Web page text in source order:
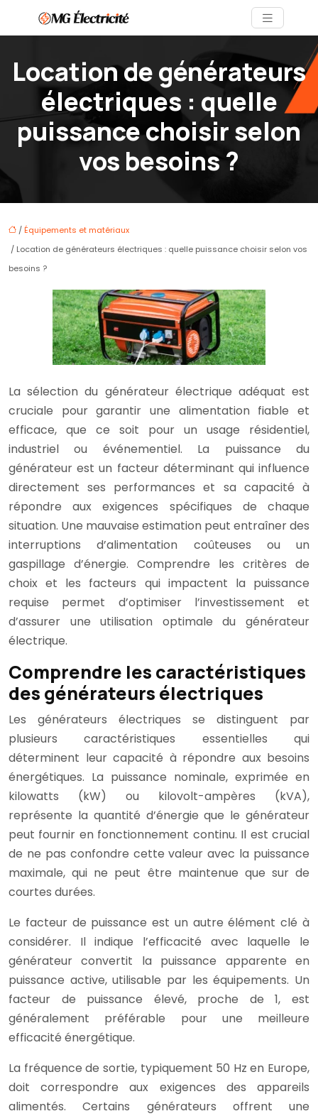
Location de générateurs
électriques : quelle
puissance choisir selon
vos besoins ?
/ Équipements et matériaux
/ Location de générateurs électriques : quelle puissance choisir selon vos
besoins ?
La sélection du générateur électrique adéquat est
cruciale pour garantir une alimentation fiable et
efficace, que ce soit pour un usage résidentiel,
industriel ou événementiel. La puissance du
générateur est un facteur déterminant qui influence
directement ses performances et sa capacité à
répondre aux exigences spécifiques de chaque
situation. Une mauvaise estimation peut entraîner des
interruptions d’alimentation coûteuses ou un
gaspillage d’énergie. Comprendre les critères de
choix et les facteurs qui impactent la puissance
requise permet d’optimiser l’investissement et
d’assurer une utilisation optimale du générateur
électrique.
Comprendre les caractéristiques
des générateurs électriques
Les générateurs électriques se distinguent par
plusieurs caractéristiques essentielles qui
déterminent leur capacité à répondre aux besoins
énergétiques. La puissance nominale, exprimée en
kilowatts (kW) ou kilovolt-ampères (kVA),
représente la quantité d’énergie que le générateur
peut fournir en fonctionnement continu. Il est crucial
de ne pas confondre cette valeur avec la puissance
maximale, qui ne peut être maintenue que sur de
courtes durées.
Le facteur de puissance est un autre élément clé à
considérer. Il indique l’efficacité avec laquelle le
générateur convertit la puissance apparente en
puissance active, utilisable par les équipements. Un
facteur de puissance élevé, proche de 1, est
généralement préférable pour une meilleure
efficacité énergétique.
La fréquence de sortie, typiquement 50 Hz en Europe,
doit correspondre aux exigences des appareils
alimentés. Certains générateurs offrent une